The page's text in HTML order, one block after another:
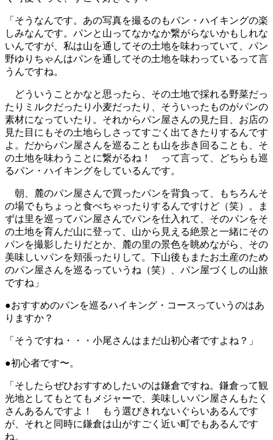
「そうなんです。あの写真を撮るのもパン・ハイキングの楽
しみなんです。パンと山ってなかなか繋がらないかもしれな
いんですが、私は山を通してその土地を味わっていて、パン
野ゆりちゃんはパンを通してその土地を味わっているって言
うんですね。
どういうことかなと思ったら、その土地で採れる野菜だっ
たりミルクだったり小麦だったり、そういったものがパンの
素材になっていたり。それからパン屋さんの見た目、お店の
見た目にもその土地らしさってすごく出てきたりするんです
よ。だからパン屋さんを巡ることも山を歩き回ることも、そ
の土地を味わうことに繋がるね！ って言って、どちらも巡
るパン・ハイキングをしているんです。
朝、麓のパン屋さんで買ったパンを背負って、もちろんそ
の場でもちょっと食べちゃったりするんですけど（笑）。ま
ずは里を巡ってパン屋さんでパンを仕入れて、そのパンをそ
の土地を育んだ山に登って、山から見える絶景と一緒にその
パンを撮影したりだとか、麓の里の景色を眺めながら、その
美味しいパンを頬張ったりして。下山後もまたお土産のため
のパン屋さんを巡るっていうね（笑）、パン屋づくしの山旅
ですね」
●おすすめのパンを巡るハイキング・コースっていうのはあ
りますか？
「そうですね・・・小尾さんはまだ山初心者ですよね？」
●初心者です〜。
「そしたらぜひおすすめしたいのは鎌倉ですね。鎌倉って観
光地としてもとてもメジャーで、美味しいパン屋さんもたく
さんあるんですよ！ もう選びきれないぐらいあるんです
が、それと同時に鎌倉は山がすごく近い町でもあるんです
ね。